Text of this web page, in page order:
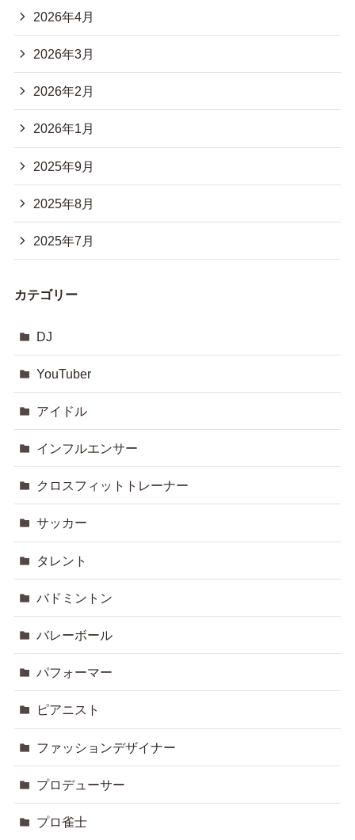
2026年4月
2026年3月
2026年2月
2026年1月
2025年9月
2025年8月
2025年7月
カテゴリー
DJ
YouTuber
アイドル
インフルエンサー
クロスフィットトレーナー
サッカー
タレント
バドミントン
バレーボール
パフォーマー
ピアニスト
ファッションデザイナー
プロデューサー
プロ雀士